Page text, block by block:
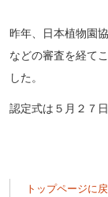
昨年、日本植物園
などの審査を経て
した。
認定式は５月２７
トップページに